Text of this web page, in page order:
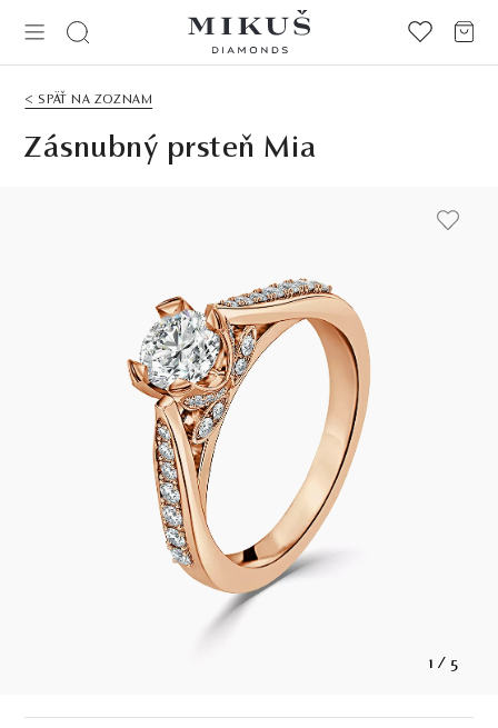
< SPÄŤ NA ZOZNAM
Zásnubný prsteň Mia
1 / 5